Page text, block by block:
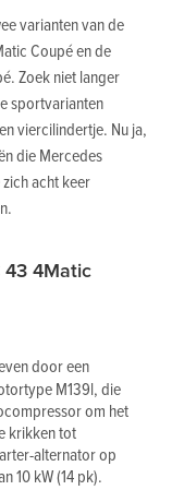
varianten van de
Coupé en de
Zoek niet langer
sportvarianten
viercilindertje. Nu ja,
die Mercedes
acht keer
43 4Matic
door een
M139l, die
om het
krikken tot
alternator op
10 kW (14 pk).